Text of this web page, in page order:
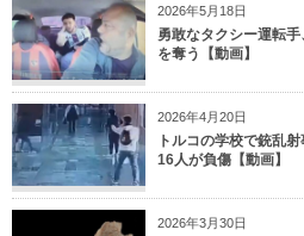
2026年5月18日
勇敢なタクシー運転
を奪う【動画】
2026年4月20日
トルコの学校で銃乱
16人が負傷【動画】
2026年3月30日